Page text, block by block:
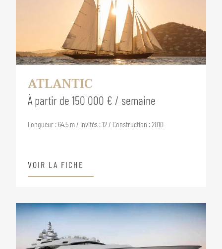
ATLANTIC
À partir de 150 000 € / semaine
Longueur : 64.5 m / Invités : 12 / Construction : 2010
VOIR LA FICHE